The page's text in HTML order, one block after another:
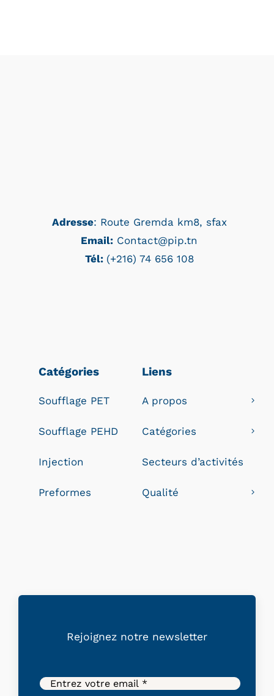
Adresse: Route Gremda km8, sfax
Email: Contact@pip.tn
Tél: (+216) 74 656 108
Catégories
Soufflage PET
Soufflage PEHD
Injection
Preformes
Liens
A propos
Catégories
Secteurs d’activités
Qualité
Rejoignez notre newsletter